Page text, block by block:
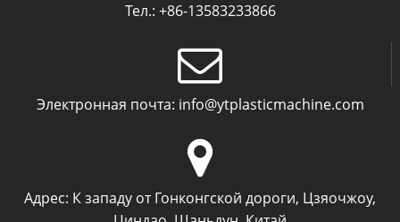
Тел.: +86-13583233866
Электронная почта: info@ytplasticmachine.com
Адрес: К западу от Гонконгской дороги, Цзяочжоу,